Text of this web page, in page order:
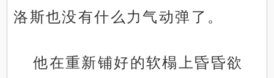
洛斯也没有什么力气动弹了。
他在重新铺好的软榻上昏昏欲